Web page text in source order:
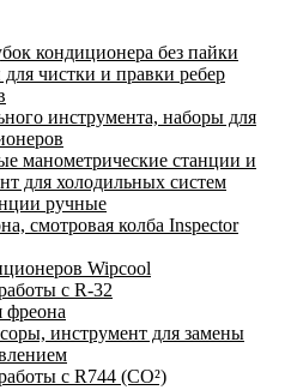
кондиционера без пайки
чистки и правки ребер
инструмента, наборы для
манометрические станции и
для холодильных систем
ручные
смотровая колба Inspector
Wipcool
с R-32
фреона
инструмент для замены
с R744 (CO²)